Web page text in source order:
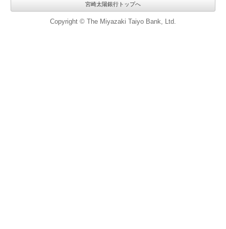
宮崎太陽銀行トップへ
Copyright © The Miyazaki Taiyo Bank, Ltd.